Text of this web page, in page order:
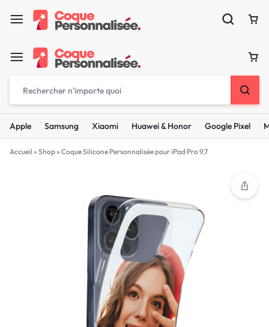
Apple Samsung Xiaomi Huawei & Honor Google Pixel
Accueil » Shop» Coque Silicone Personnalisée pour iPad Pro 9.7